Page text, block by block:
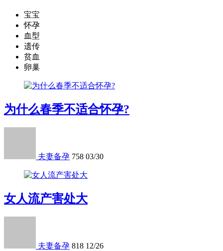
宝宝
怀孕
血型
遗传
贫血
卵巢
为什么春季不适合怀孕?
夫妻备孕 758 03/30
女人流产害处大
夫妻备孕 818 12/26